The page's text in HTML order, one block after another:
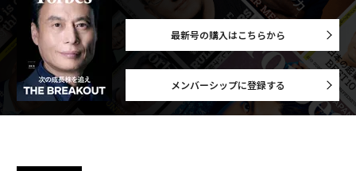
最新号の購入はこちらから
メンバーシップに登録する